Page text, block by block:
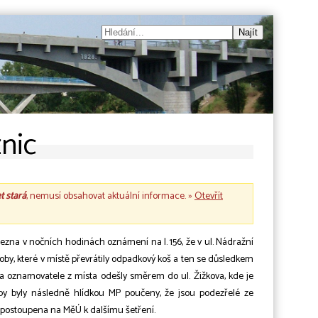
stará, nemusí obsahovat aktuální informace. »Otevřít
v nočních hodinách oznámení na l. 156, že v ul. Nádražní
které v místě převrátily odpadkový koš a ten se důsledkem
oznamovatele z místa odešly směrem do ul. Žižkova, kde je
byly následně hlídkou MP poučeny, že jsou podezřelé ze
na MěÚ k dalšímu šetření.